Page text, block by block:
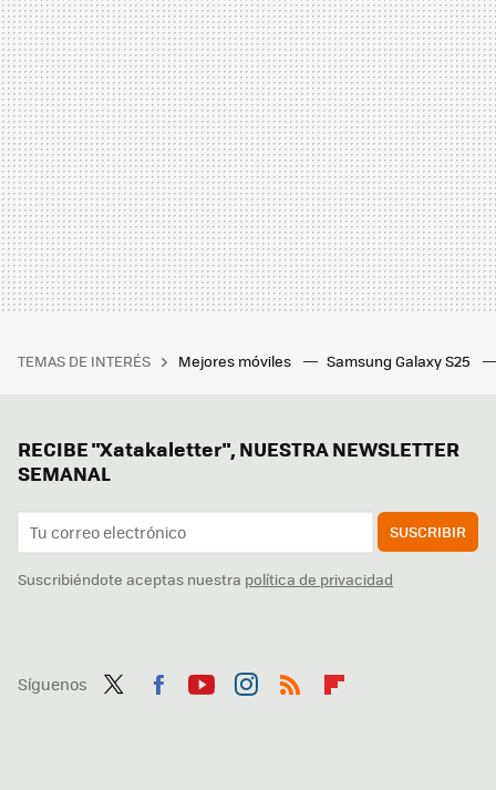
TEMAS DE INTERÉS Mejores móviles Samsung Galaxy S25
RECIBE "Xatakaletter", NUESTRA NEWSLETTER
SEMANAL
SUSCRIBIR
Suscribiéndote aceptas nuestra política de privacidad
Síguenos